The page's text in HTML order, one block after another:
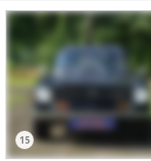
15